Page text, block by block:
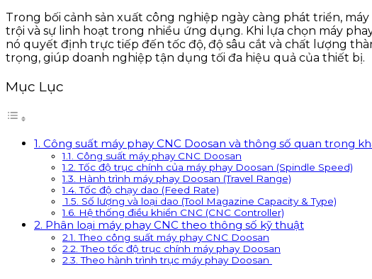
Trong bối cảnh sản xuất công nghiệp ngày càng phát triển, máy
trội và sự linh hoạt trong nhiều ứng dụng. Khi lựa chọn máy
nó quyết định trực tiếp đến tốc độ, độ sâu cắt và chất lượng
trọng, giúp doanh nghiệp tận dụng tối đa hiệu quả của thiết bị.
Mục Lục
1. Công suất máy phay CNC Doosan và thông số quan trọng
1.1. Công suất máy phay CNC Doosan
1.2. Tốc độ trục chính của máy phay Doosan (Spindle Speed)
1.3. Hành trình máy phay Doosan (Travel Range)
1.4. Tốc độ chạy dao (Feed Rate)
1.5. Số lượng và loại dao (Tool Magazine Capacity & Type)
1.6. Hệ thống điều khiển CNC (CNC Controller)
2. Phân loại máy phay CNC theo thông số kỹ thuật
2.1. Theo công suất máy phay CNC Doosan
2.2. Theo tốc độ trục chính máy phay Doosan
2.3. Theo hành trình trục máy phay Doosan